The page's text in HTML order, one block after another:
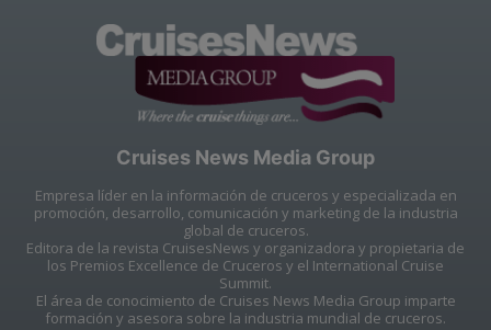
Cruises News Media Group
Empresa líder en la información de cruceros y especializada en
promoción, desarrollo, comunicación y marketing de la industria
global de cruceros.
Editora de la revista CruisesNews y organizadora y propietaria de
los Premios Excellence de Cruceros y el International Cruise
Summit.
El área de conocimiento de Cruises News Media Group imparte
formación y asesora sobre la industria mundial de cruceros.